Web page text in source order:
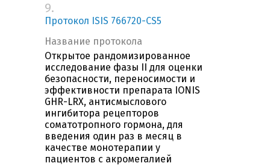
9.
Протокол ISIS 766720-CS5
Название протокола
Открытое рандомизированное
исследование фазы II для оценки
безопасности, переносимости и
эффективности препарата IONIS
GHR-LRX, антисмыслового
ингибитора рецепторов
соматотропного гормона, для
введения один раз в месяц в
качестве монотерапии у
пациентов с акромегалией